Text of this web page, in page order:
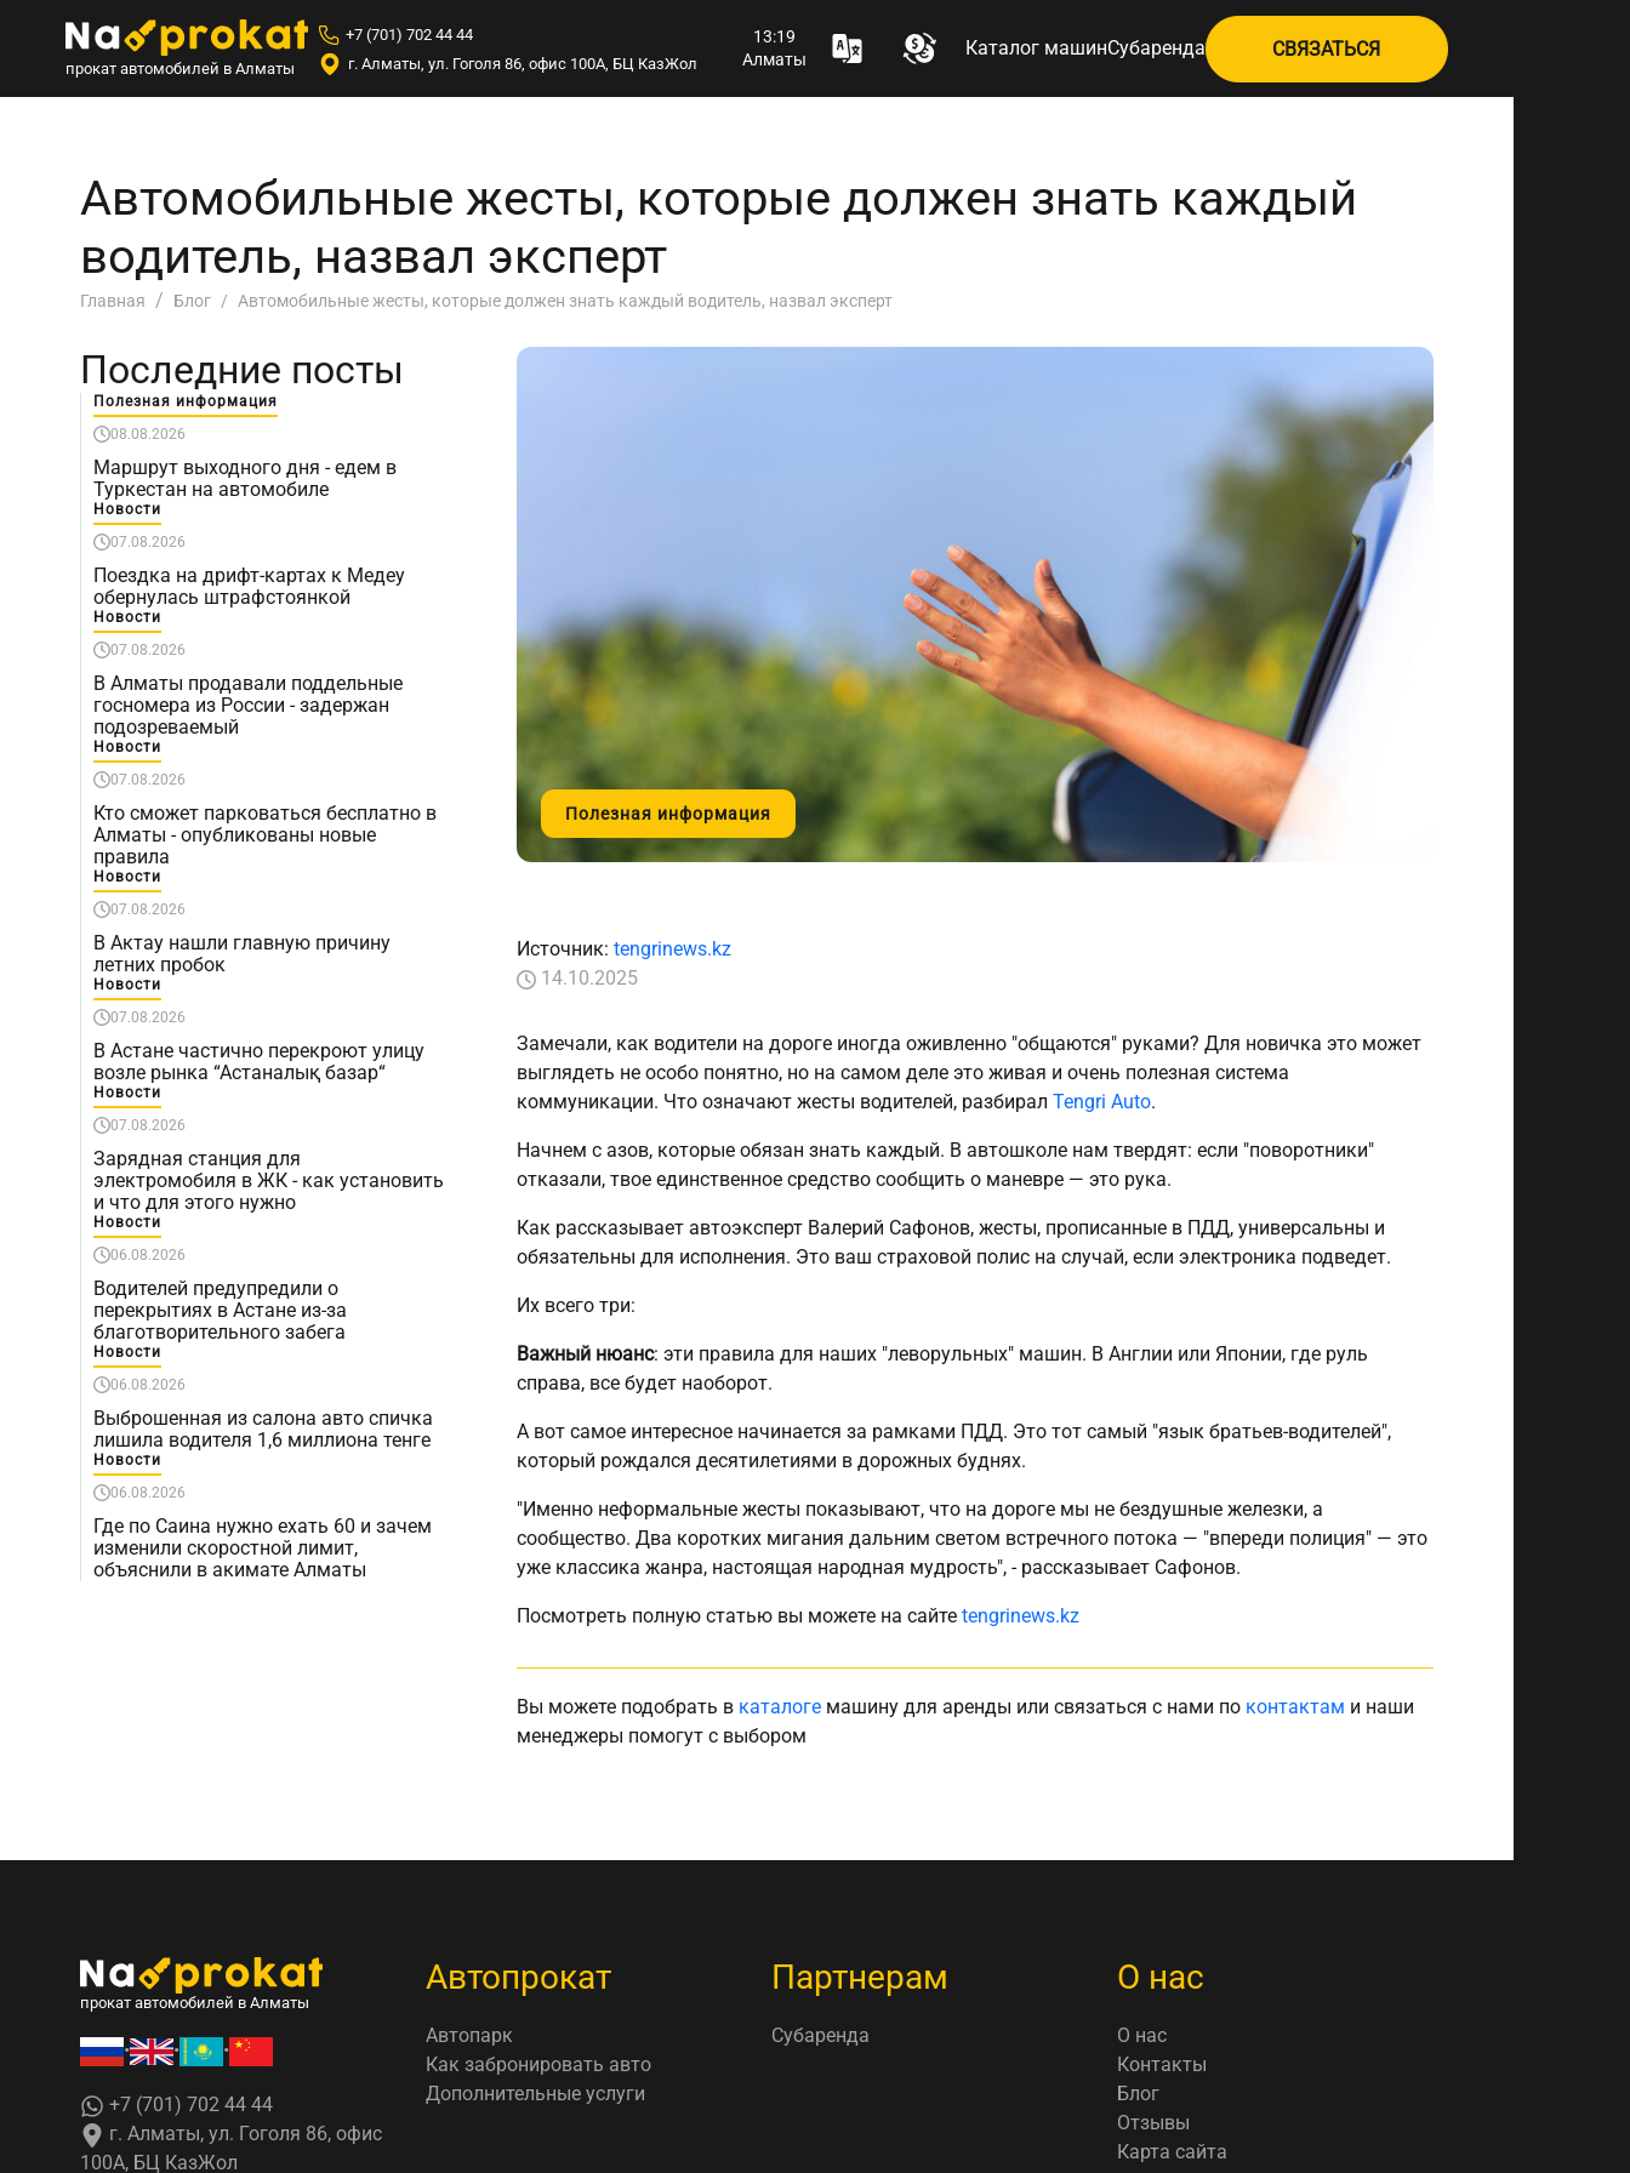
прокат автомобилей в Алматы
+7 (701) 702 44 44
г. Алматы, ул. Гоголя 86, офис 100А, БЦ КазЖол
13:19
Алматы
Каталог машинСубаренда СВЯЗАТЬСЯ
Автомобильные жесты, которые должен знать каждый
водитель, назвал эксперт
Главная Блог Автомобильные жесты, которые должен знать каждый водитель, назвал эксперт
Последние посты
Полезная информация
08.08.2026
Маршрут выходного дня - едем в
Туркестан на автомобиле
Новости
07.08.2026
Поездка на дрифт-картах к Медеу
обернулась штрафстоянкой
Новости
07.08.2026
В Алматы продавали поддельные
госномера из России - задержан
подозреваемый
Новости
07.08.2026
Кто сможет парковаться бесплатно в
Алматы - опубликованы новые
правила
Новости
07.08.2026
В Актау нашли главную причину
летних пробок
Новости
07.08.2026
В Астане частично перекроют улицу
возле рынка “Астаналық базар“
Новости
07.08.2026
Зарядная станция для
электромобиля в ЖК - как установить
и что для этого нужно
Новости
06.08.2026
Водителей предупредили о
перекрытиях в Астане из-за
благотворительного забега
Новости
06.08.2026
Выброшенная из салона авто спичка
лишила водителя 1,6 миллиона тенге
Новости
06.08.2026
Где по Саина нужно ехать 60 и зачем
изменили скоростной лимит,
объяснили в акимате Алматы
Полезная информация
Источник: tengrinews.kz
14.10.2025
Замечали, как водители на дороге иногда оживленно "общаются" руками? Для новичка это может
выглядеть не особо понятно, но на самом деле это живая и очень полезная система
коммуникации. Что означают жесты водителей, разбирал Tengri Auto.
Начнем с азов, которые обязан знать каждый. В автошколе нам твердят: если "поворотники"
отказали, твое единственное средство сообщить о маневре — это рука.
Как рассказывает автоэксперт Валерий Сафонов, жесты, прописанные в ПДД, универсальны и
обязательны для исполнения. Это ваш страховой полис на случай, если электроника подведет.
Их всего три:
Важный нюанс: эти правила для наших "леворульных" машин. В Англии или Японии, где руль
справа, все будет наоборот.
А вот самое интересное начинается за рамками ПДД. Это тот самый "язык братьев-водителей",
который рождался десятилетиями в дорожных буднях.
"Именно неформальные жесты показывают, что на дороге мы не бездушные железки, а
сообщество. Два коротких мигания дальним светом встречного потока — "впереди полиция" — это
уже классика жанра, настоящая народная мудрость", - рассказывает Сафонов.
Посмотреть полную статью вы можете на сайте tengrinews.kz
Вы можете подобрать в каталоге машину для аренды или связаться с нами по контактам и наши
менеджеры помогут с выбором
прокат автомобилей в Алматы
• • •
+7 (701) 702 44 44
г. Алматы, ул. Гоголя 86, офис
100А, БЦ КазЖол
Автопрокат
Автопарк
Как забронировать авто
Дополнительные услуги
Партнерам
Субаренда
О нас
О нас
Контакты
Блог
Отзывы
Карта сайта